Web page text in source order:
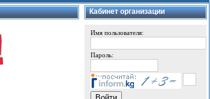
Кабинет организации
Имя пользователя:
Пароль: